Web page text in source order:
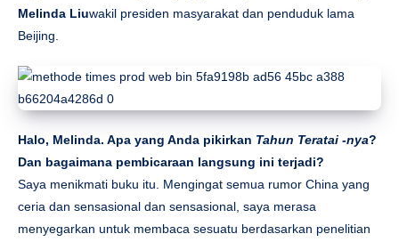
Melinda Liuwakil presiden masyarakat dan penduduk lama
Beijing.
Halo, Melinda. Apa yang Anda pikirkan Tahun Teratai -nya?
Dan bagaimana pembicaraan langsung ini terjadi?
Saya menikmati buku itu. Mengingat semua rumor China yang
ceria dan sensasional dan sensasional, saya merasa
menyegarkan untuk membaca sesuatu berdasarkan penelitian